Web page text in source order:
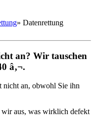
» Datenrettung
an? Wir tauschen
â‚¬.
nicht an, obwohl Sie ihn
wir aus, was wirklich defekt